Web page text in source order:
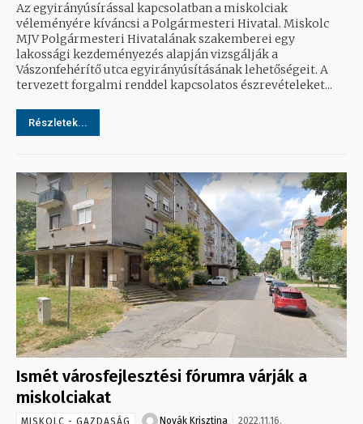
Az egyirányúsírással kapcsolatban a miskolciak
véleményére kíváncsi a Polgármesteri Hivatal. Miskolc
MJV Polgármesteri Hivatalának szakemberei egy
lakossági kezdeményezés alapján vizsgálják a
Vászonfehérítő utca egyirányúsításának lehetőségeit. A
tervezett forgalmi renddel kapcsolatos észrevételeket...
Részletek...
Ismét városfejlesztési fórumra várják a
miskolciakat
MISKOLC - GAZDASÁG Novák Krisztina 2022.11.16.